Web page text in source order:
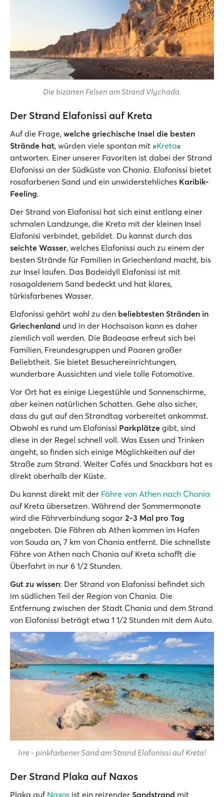
Die bizarren Felsen am Strand Vlychada.
Der Strand Elafonissi auf Kreta
Auf die Frage, welche griechische Insel die besten
Strände hat, würden viele spontan mit »Kreta«
antworten. Einer unserer Favoriten ist dabei der Strand
Elafonissi an der Südküste von Chania. Elafonissi bietet
rosafarbenen Sand und ein unwiderstehliches Karibik-
Feeling.
Der Strand von Elafonissi hat sich einst entlang einer
schmalen Landzunge, die Kreta mit der kleinen Insel
Elafonisi verbindet, gebildet. Du kannst durch das
seichte Wasser, welches Elafonissi auch zu einem der
besten Strände für Familien in Griechenland macht, bis
zur Insel laufen. Das Badeidyll Elafonissi ist mit
rosagoldenem Sand bedeckt und hat klares,
türkisfarbenes Wasser.
Elafonissi gehört wohl zu den beliebtesten Stränden in
Griechenland und in der Hochsaison kann es daher
ziemlich voll werden. Die Badeoase erfreut sich bei
Familien, Freundesgruppen und Paaren großer
Beliebtheit. Sie bietet Besuchereinrichtungen,
wunderbare Aussichten und viele tolle Fotomotive.
Vor Ort hat es einige Liegestühle und Sonnenschirme,
aber keinen natürlichen Schatten. Gehe also sicher,
dass du gut auf den Strandtag vorbereitet ankommst.
Obwohl es rund um Elafonissi Parkplätze gibt, sind
diese in der Regel schnell voll. Was Essen und Trinken
angeht, so finden sich einige Möglichkeiten auf der
Straße zum Strand. Weiter Cafés und Snackbars hat es
direkt oberhalb der Küste.
Du kannst direkt mit der Fähre von Athen nach Chania
auf Kreta übersetzen. Während der Sommermonate
wird die Fährverbindung sogar 2-3 Mal pro Tag
angeboten. Die Fähren ab Athen kommen im Hafen
von Souda an, 7 km von Chania entfernt. Die schnellste
Fähre von Athen nach Chania auf Kreta schafft die
Überfahrt in nur 6 1/2 Stunden.
Gut zu wissen: Der Strand von Elafonissi befindet sich
im südlichen Teil der Region von Chania. Die
Entfernung zwischen der Stadt Chania und dem Strand
von Elafonissi beträgt etwa 1 1/2 Stunden mit dem Auto.
Irre - pinkfarbener Sand am Strand Elafonissi auf Kreta!
Der Strand Plaka auf Naxos
Plaka auf Naxos ist ein reizender Sandstrand mit